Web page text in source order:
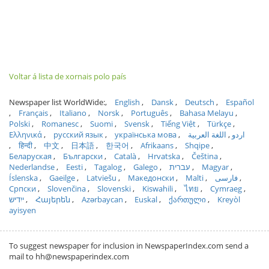
Voltar á lista de xornais polo país
Newspaper list WorldWide: English Dansk Deutsch
Español
Français
Italiano Norsk Português
Bahasa Melayu
Polski
Romanesc Suomi Svensk Tiếng Việt
Türkçe
Ελληνικά
русский язык українська мова اردو
اللغة العربية
हिन्दी
中文 日本語 한국어 Afrikaans
Shqipe
Беларуская
Български Català Hrvatska
Čeština
Nederlandse
Eesti Tagalog Galego עברית
Magyar
Íslenska
Gaeilge Latviešu Македонски Malti
فارسی
Српски
Slovenčina Slovenski Kiswahili ไทย
Cymraeg
ייִדיש
Հայերեն Azərbaycan Euskal ქართული
Kreyòl
ayisyen
To suggest newspaper for inclusion in NewspaperIndex.com send a
mail to hh@newspaperindex.com